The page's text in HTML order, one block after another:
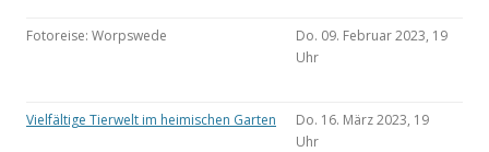
Fotoreise: Worpswede
Do. 09. Februar 2023, 19
Uhr
Vielfältige Tierwelt im heimischen Garten
Do. 16. März 2023, 19
Uhr